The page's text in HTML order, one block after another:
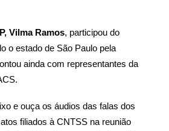
Vilma Ramos, participou do
o estado de São Paulo pela
ainda com representantes da
e ouça os áudios das falas dos
filiados à CNTSS na reunião